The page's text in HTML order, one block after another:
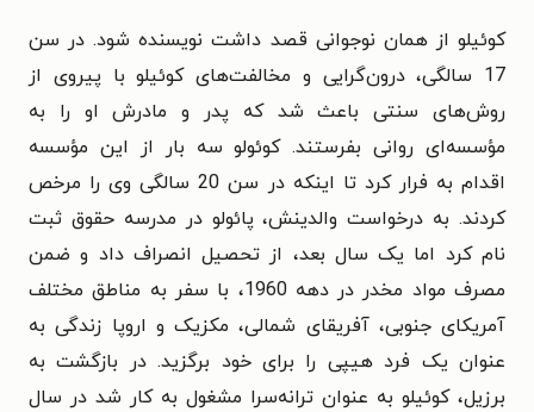
کوئیلو از همان نوجوانی قصد داشت نویسنده شود. در سن
17 سالگی، درون‌گرایی و مخالفت‌های کوئیلو با پیروی از
روش‌های سنتی باعث شد که پدر و مادرش او را به
مؤسسه‌ای روانی بفرستند. کوئولو سه بار از این مؤسسه
اقدام به فرار کرد تا اینکه در سن 20 سالگی وی را مرخص
کردند. به درخواست والدینش، پائولو در مدرسه حقوق ثبت
نام کرد اما یک سال بعد، از تحصیل انصراف داد و ضمن
مصرف مواد مخدر در دهه 1960، با سفر به مناطق مختلف
آمریکای جنوبی، آفریقای شمالی، مکزیک و اروپا زندگی به
عنوان یک فرد هیپی را برای خود برگزید. در بازگشت به
برزیل، کوئیلو به عنوان ترانه‌سرا مشغول به کار شد در سال